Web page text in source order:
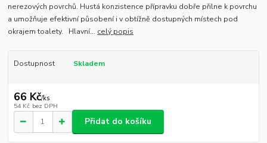
nerezových povrchů. Hustá konzistence přípravku dobře přilne k povrchu
a umožňuje efektivní působení i v obtížně dostupných místech pod
okrajem toalety. Hlavní... celý popis
Dostupnost Skladem
66 Kč/ks
54 Kč bez DPH
Přidat do košíku